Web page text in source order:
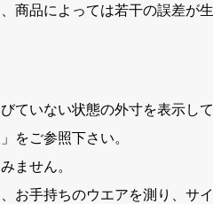
商品によっては若干の誤差が
ていない状態の外寸を表示して
」をご参照下さい。
ません。
お手持ちのウエアを測り、サ